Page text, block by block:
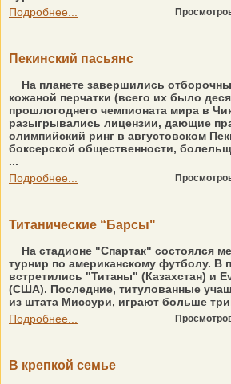
Подробнее...
Пекинский пасьянс
На планете завершились
кожаной перчатки (всего их было
прошлогоднего чемпионата мира в
разыгрывались лицензии, дающие
олимпийский ринг в августовском
боксерской общественности,
...
Подробнее...
Титанические “Барсы"
На стадионе "Спартак" состоялся
турнир по американскому футболу. В
встретились "Титаны" (Казахстан) и
(США). Последние, титулованные
из штата Миссури, играют больше
Подробнее...
В крепкой семье